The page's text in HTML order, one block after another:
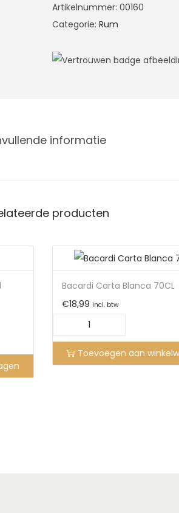
Artikelnummer: 00160
Categorie: Rum
informatie
producten
Bacardi Carta Blanca 70CL
€18,99 incl. btw
Toevoegen aan